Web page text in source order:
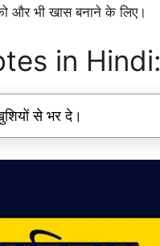
और भी खास बनाने के लिए।
in Hindi:
से भर दे।